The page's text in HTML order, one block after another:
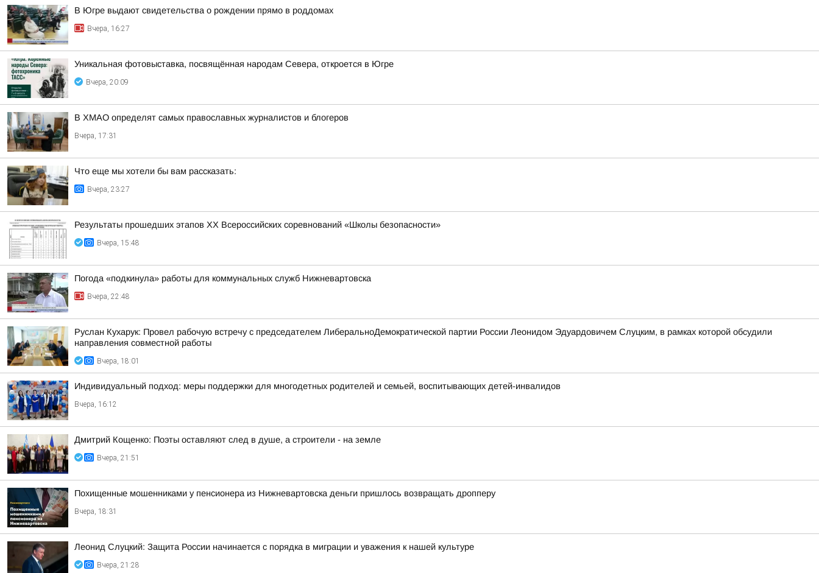
В Югре выдают свидетельства о рождении прямо в роддомах
Вчера, 16:27
Уникальная фотовыставка, посвящённая народам Севера, откроется в Югре
Вчера, 20:09
В ХМАО определят самых православных журналистов и блогеров
Вчера, 17:31
Что еще мы хотели бы вам рассказать:
Вчера, 23:27
Результаты прошедших этапов ХХ Всероссийских соревнований «Школы безопасности»
Вчера, 15:48
Погода «подкинула» работы для коммунальных служб Нижневартовска
Вчера, 22:48
Руслан Кухарук: Провел рабочую встречу с председателем ЛиберальноДемократической партии России Леонидом Эдуардовичем Слуцким, в рамках которой обсудили
направления совместной работы
Вчера, 18:01
Индивидуальный подход: меры поддержки для многодетных родителей и семьей, воспитывающих детей-инвалидов
Вчера, 16:12
Дмитрий Кощенко: Поэты оставляют след в душе, а строители - на земле
Вчера, 21:51
Похищенные мошенниками у пенсионера из Нижневартовска деньги пришлось возвращать дропперу
Вчера, 18:31
Леонид Слуцкий: Защита России начинается с порядка в миграции и уважения к нашей культуре
Вчера, 21:28